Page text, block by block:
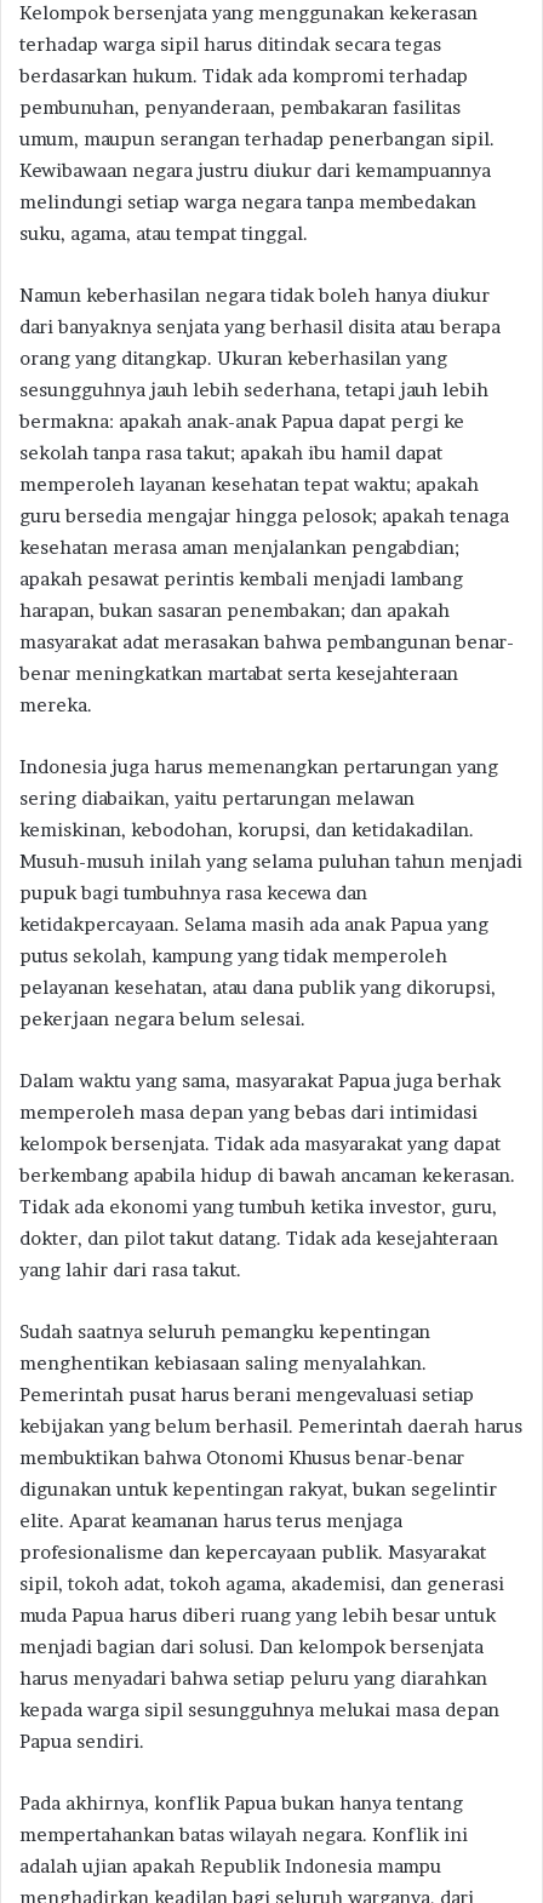
Kelompok bersenjata yang menggunakan kekerasan
terhadap warga sipil harus ditindak secara tegas
berdasarkan hukum. Tidak ada kompromi terhadap
pembunuhan, penyanderaan, pembakaran fasilitas
umum, maupun serangan terhadap penerbangan sipil.
Kewibawaan negara justru diukur dari kemampuannya
melindungi setiap warga negara tanpa membedakan
suku, agama, atau tempat tinggal.
Namun keberhasilan negara tidak boleh hanya diukur
dari banyaknya senjata yang berhasil disita atau berapa
orang yang ditangkap. Ukuran keberhasilan yang
sesungguhnya jauh lebih sederhana, tetapi jauh lebih
bermakna: apakah anak-anak Papua dapat pergi ke
sekolah tanpa rasa takut; apakah ibu hamil dapat
memperoleh layanan kesehatan tepat waktu; apakah
guru bersedia mengajar hingga pelosok; apakah tenaga
kesehatan merasa aman menjalankan pengabdian;
apakah pesawat perintis kembali menjadi lambang
harapan, bukan sasaran penembakan; dan apakah
masyarakat adat merasakan bahwa pembangunan benar-
benar meningkatkan martabat serta kesejahteraan
mereka.
Indonesia juga harus memenangkan pertarungan yang
sering diabaikan, yaitu pertarungan melawan
kemiskinan, kebodohan, korupsi, dan ketidakadilan.
Musuh-musuh inilah yang selama puluhan tahun menjadi
pupuk bagi tumbuhnya rasa kecewa dan
ketidakpercayaan. Selama masih ada anak Papua yang
putus sekolah, kampung yang tidak memperoleh
pelayanan kesehatan, atau dana publik yang dikorupsi,
pekerjaan negara belum selesai.
Dalam waktu yang sama, masyarakat Papua juga berhak
memperoleh masa depan yang bebas dari intimidasi
kelompok bersenjata. Tidak ada masyarakat yang dapat
berkembang apabila hidup di bawah ancaman kekerasan.
Tidak ada ekonomi yang tumbuh ketika investor, guru,
dokter, dan pilot takut datang. Tidak ada kesejahteraan
yang lahir dari rasa takut.
Sudah saatnya seluruh pemangku kepentingan
menghentikan kebiasaan saling menyalahkan.
Pemerintah pusat harus berani mengevaluasi setiap
kebijakan yang belum berhasil. Pemerintah daerah harus
membuktikan bahwa Otonomi Khusus benar-benar
digunakan untuk kepentingan rakyat, bukan segelintir
elite. Aparat keamanan harus terus menjaga
profesionalisme dan kepercayaan publik. Masyarakat
sipil, tokoh adat, tokoh agama, akademisi, dan generasi
muda Papua harus diberi ruang yang lebih besar untuk
menjadi bagian dari solusi. Dan kelompok bersenjata
harus menyadari bahwa setiap peluru yang diarahkan
kepada warga sipil sesungguhnya melukai masa depan
Papua sendiri.
Pada akhirnya, konflik Papua bukan hanya tentang
mempertahankan batas wilayah negara. Konflik ini
adalah ujian apakah Republik Indonesia mampu
menghadirkan keadilan bagi seluruh warganya, dari